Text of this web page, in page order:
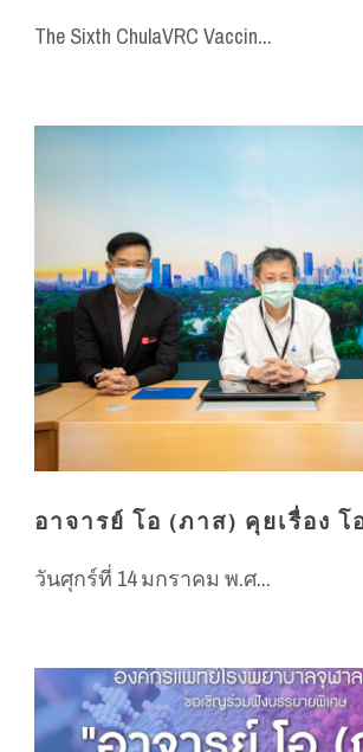
The Sixth ChulaVRC Vaccin...
อาจารย์ โอ (ภาส) คุยเรื่อง
วันศุกร์ที่ 14 มกราคม พ.ศ...